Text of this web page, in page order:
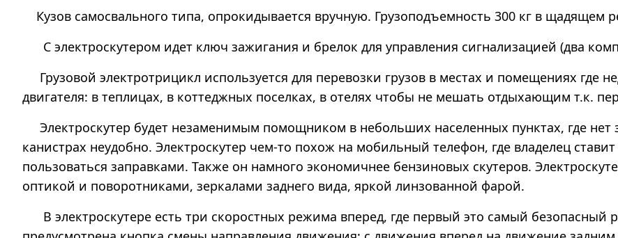
Кузов самосвального типа, опрокидывается вручную. Грузоподъемность 300 кг в щадящем
С электроскутером идет ключ зажигания и брелок для управления сигнализацией (два
Грузовой электротрицикл используется для перевозки грузов в местах и помещениях где
двигателя: в теплицах, в коттеджных поселках, в отелях чтобы не мешать отдыхающим т.к.
Электроскутер будет незаменимым помощником в небольших населенных пунктах, где нет
канистрах неудобно. Электроскутер чем-то похож на мобильный телефон, где владелец
пользоваться заправками. Также он намного экономичнее бензиновых скутеров.
оптикой и поворотниками, зеркалами заднего вида, яркой линзованной фарой.
В электроскутере есть три скоростных режима вперед, где первый это самый безопасный